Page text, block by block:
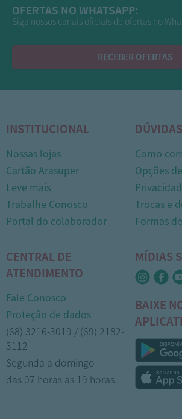
OFERTAS NO WHATSAPP:
Siga nossos canais oficiais de ofertas no
RECEBER OFERTAS
INSTITUCIONAL
Nossas lojas
Cartão Arasuper
Leve mais
Trabalhe Conosco
Portal do colaborador
Como
Opções
Trocas e
Formas
CENTRAL DE
ATENDIMENTO
Fale Conosco
Proteção de dados
(68) 3216-3019 / (69) 2182-
3112
Segunda a domingo
das 07 horas às 19 horas.
MÍDIAS
BAIXE